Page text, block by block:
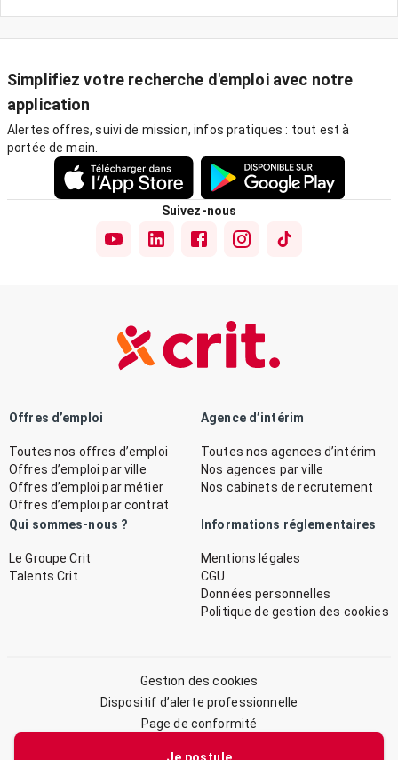
Simplifiez votre recherche d'emploi avec notre
application
Alertes offres, suivi de mission, infos pratiques : tout est à
portée de main.
Suivez-nous
Offres d’emploi
Toutes nos offres d’emploi
Offres d’emploi par ville
Offres d’emploi par métier
Offres d’emploi par contrat
Agence d’intérim
Toutes nos agences d’intérim
Nos agences par ville
Nos cabinets de recrutement
Qui sommes-nous ?
Le Groupe Crit
Talents Crit
Informations réglementaires
Mentions légales
CGU
Données personnelles
Politique de gestion des cookies
Gestion des cookies
Dispositif d’alerte professionnelle
Page de conformité